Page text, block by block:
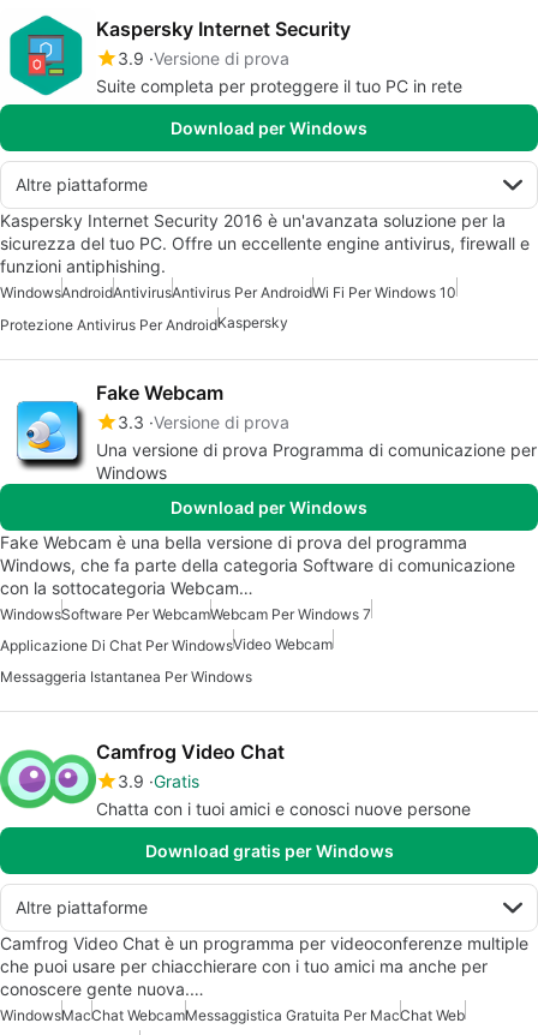
Kaspersky Internet Security
3.9 Versione di prova
Suite completa per proteggere il tuo PC in rete
Download per Windows
Altre piattaforme
Kaspersky Internet Security 2016 è un'avanzata soluzione per la
sicurezza del tuo PC. Offre un eccellente engine antivirus, firewall e
funzioni antiphishing.
WindowsAndroidAntivirusAntivirus Per AndroidWi Fi Per Windows 10
Protezione Antivirus Per AndroidKaspersky
Fake Webcam
3.3 Versione di prova
Una versione di prova Programma di comunicazione per
Windows
Download per Windows
Fake Webcam è una bella versione di prova del programma
Windows, che fa parte della categoria Software di comunicazione
con la sottocategoria Webcam…
WindowsSoftware Per WebcamWebcam Per Windows 7
Applicazione Di Chat Per WindowsVideo Webcam
Messaggeria Istantanea Per Windows
Camfrog Video Chat
3.9 Gratis
Chatta con i tuoi amici e conosci nuove persone
Download gratis per Windows
Altre piattaforme
Camfrog Video Chat è un programma per videoconferenze multiple
che puoi usare per chiacchierare con i tuo amici ma anche per
conoscere gente nuova.…
WindowsMacChat WebcamMessaggistica Gratuita Per MacChat Web